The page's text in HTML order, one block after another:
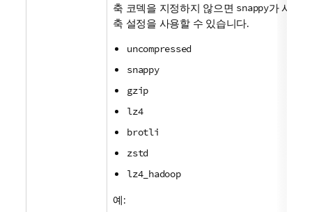
축 코덱을 지정하지 않으면 snappy가 사용
축 설정을 사용할 수 있습니다.
uncompressed
snappy
gzip
lz4
brotli
zstd
lz4_hadoop
예: